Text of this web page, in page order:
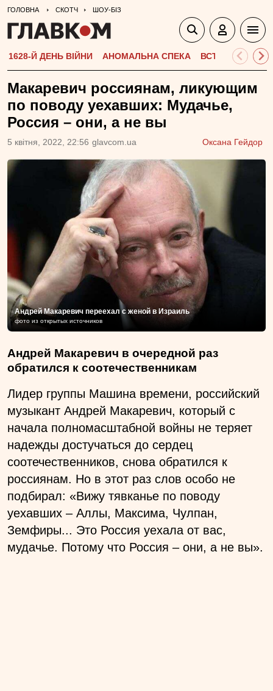
ГОЛОВНА СКОТЧ ШОУ-БІЗ
1628-Й ДЕНЬ ВІЙНИ АНОМАЛЬНА СПЕКА ВСТУПНА
Макаревич россиянам, ликующим
по поводу уехавших: Мудачье,
Россия – они, а не вы
5 квiтня, 2022, 22:56 glavcom.ua Оксана Гейдор
Андрей Макаревич переехал с женой в Израиль
фото из открытых источников
Андрей Макаревич в очередной раз
обратился к соотечественникам
Лидер группы Машина времени, российский
музыкант Андрей Макаревич, который с
начала полномасштабной войны не теряет
надежды достучаться до сердец
соотечественников, снова обратился к
россиянам. Но в этот раз слов особо не
подбирал: «Вижу тявканье по поводу
уехавших – Аллы, Максима, Чулпан,
Земфиры... Это Россия уехала от вас,
мудачье. Потому что Россия – они, а не вы».